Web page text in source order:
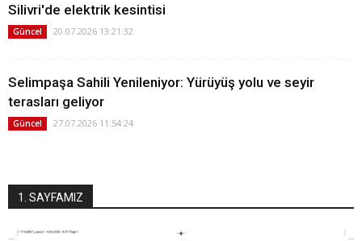
Silivri'de elektrik kesintisi
Güncel 20.07.2026 13:21:32
Selimpaşa Sahili Yenileniyor: Yürüyüş yolu ve seyir
terasları geliyor
Güncel 27.07.2026 11:54:24
1. SAYFAMIZ